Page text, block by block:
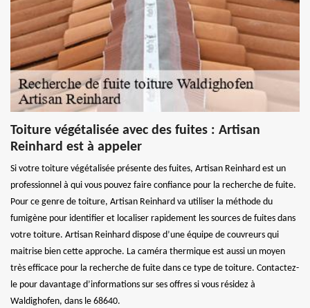
Toiture végétalisée avec des fuites : Artisan
Reinhard est à appeler
Si votre toiture végétalisée présente des fuites, Artisan Reinhard est un
professionnel à qui vous pouvez faire confiance pour la recherche de fuite.
Pour ce genre de toiture, Artisan Reinhard va utiliser la méthode du
fumigène pour identifier et localiser rapidement les sources de fuites dans
votre toiture. Artisan Reinhard dispose d’une équipe de couvreurs qui
maitrise bien cette approche. La caméra thermique est aussi un moyen
très efficace pour la recherche de fuite dans ce type de toiture. Contactez-
le pour davantage d’informations sur ses offres si vous résidez à
Waldighofen, dans le 68640.